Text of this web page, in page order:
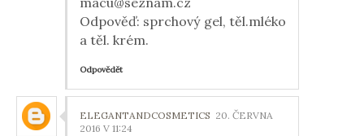
Odpověď: sprchový gel, těl.mléko
a těl. krém.
Odpovědět
ELEGANTANDCOSMETICS 20. ČERVNA
2016 V 11:24